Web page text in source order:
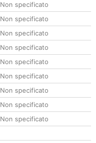
Non specificato
Non specificato
Non specificato
Non specificato
Non specificato
Non specificato
Non specificato
Non specificato
Non specificato